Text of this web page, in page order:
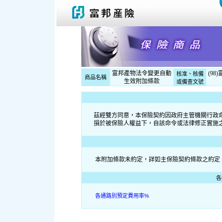
商品名稱
富邦產物法令變更自動
生效附加條款
核准、核備
或備查文號
(98)
茲經雙方同意，本保險契約因政府主管機關行
損於被保險人權益下，自該命令或法律修正實施
本附加條款未約定，詳如主保險契約條款之約定
各通路別預定費用率%